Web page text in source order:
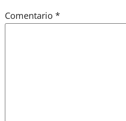
Comentario *